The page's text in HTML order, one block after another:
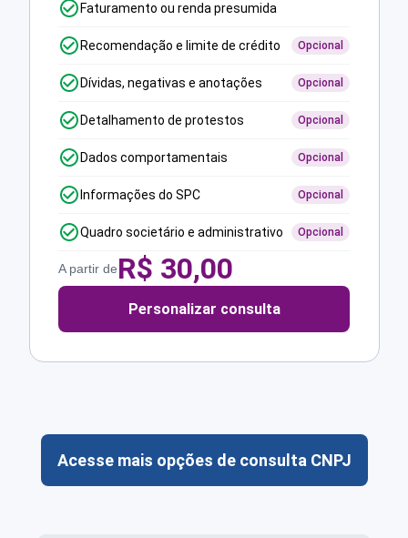
Faturamento ou renda presumida
Recomendação e limite de crédito Opcional
Dívidas, negativas e anotações Opcional
Detalhamento de protestos Opcional
Dados comportamentais Opcional
Informações do SPC Opcional
Quadro societário e administrativo Opcional
A partir deR$ 30,00
Personalizar consulta
Acesse mais opções de consulta CNPJ